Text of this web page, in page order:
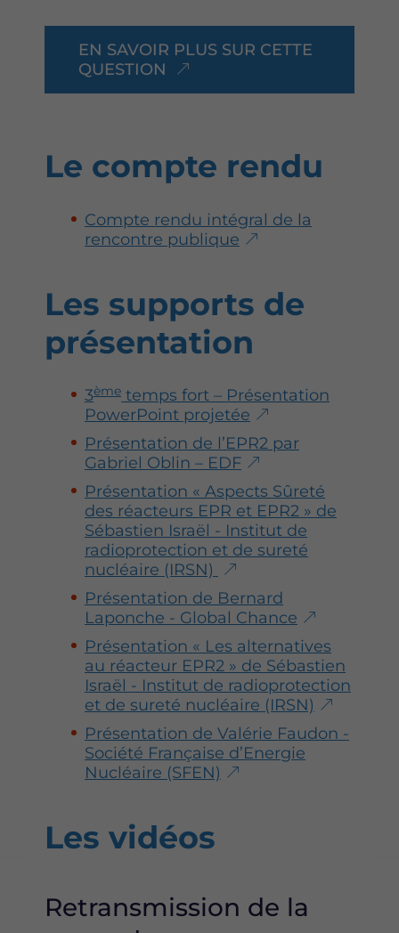
EN SAVOIR PLUS SUR CETTE
QUESTION
Le compte rendu
Compte rendu intégral de la
rencontre publique
Les supports de
présentation
3ème temps fort – Présentation
PowerPoint projetée
Présentation de l’EPR2 par
Gabriel Oblin – EDF
Présentation « Aspects Sûreté
des réacteurs EPR et EPR2 » de
Sébastien Israël - Institut de
radioprotection et de sureté
nucléaire (IRSN)
Présentation de Bernard
Laponche - Global Chance
Présentation « Les alternatives
au réacteur EPR2 » de Sébastien
Israël - Institut de radioprotection
et de sureté nucléaire (IRSN)
Présentation de Valérie Faudon -
Société Française d’Energie
Nucléaire (SFEN)
Les vidéos
Retransmission de la